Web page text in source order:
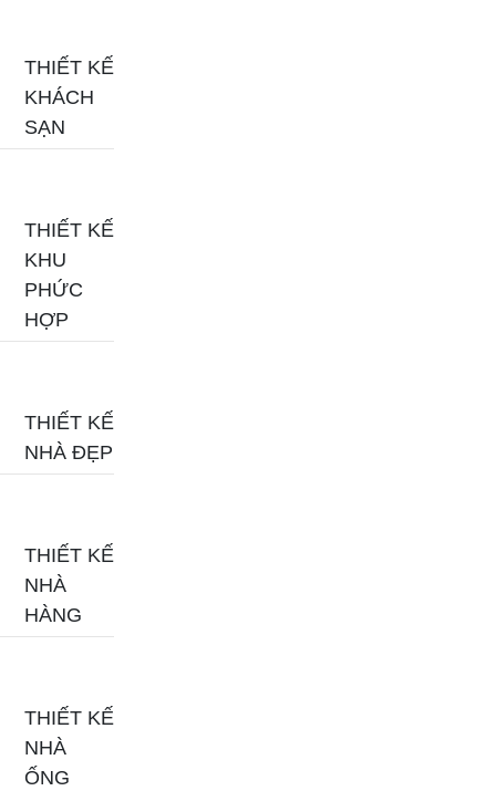
THIẾT KẾ
KHÁCH
SẠN
THIẾT KẾ
KHU
PHỨC
HỢP
THIẾT KẾ
NHÀ ĐẸP
THIẾT KẾ
NHÀ
HÀNG
THIẾT KẾ
NHÀ
ỐNG